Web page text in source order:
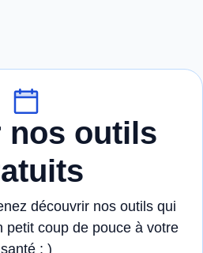
nos outils
découvrir nos outils qui
petit coup de pouce à votre
santé ; )